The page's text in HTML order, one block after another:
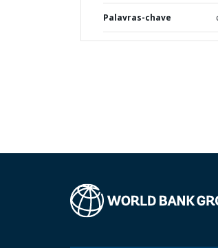
Palavras-chave